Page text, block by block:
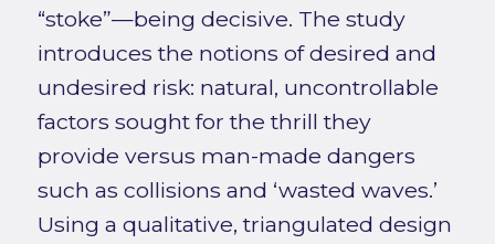
“stoke”—being decisive. The study
introduces the notions of desired and
undesired risk: natural, uncontrollable
factors sought for the thrill they
provide versus man-made dangers
such as collisions and ‘wasted waves.’
Using a qualitative, triangulated design